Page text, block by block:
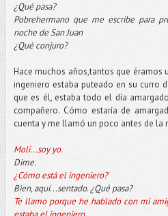
¿Qué pasa?
Pobrehermano que me escribe para
noche de San Juan
¿Qué conjuro?
Hace muchos años,tantos que éramos
ingeniero estaba puteado en su curro
que es él, estaba todo el día
compañero. Cómo estaría de
cuenta y me llamó un poco antes de la
Moli...soy yo.
Dime.
¿Cómo está el ingeniero?
Bien, aquí...sentado. ¿Qué pasa?
Te llamo porque he hablado con mi